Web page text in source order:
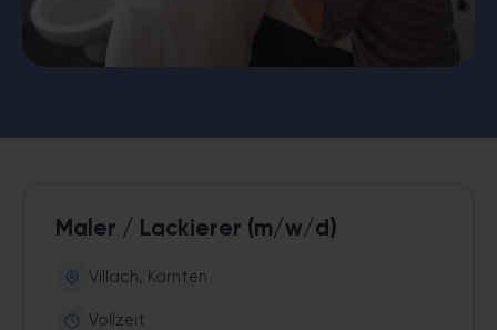
Maler / Lackierer (m/w/d)
Villach, Kärnten
Vollzeit